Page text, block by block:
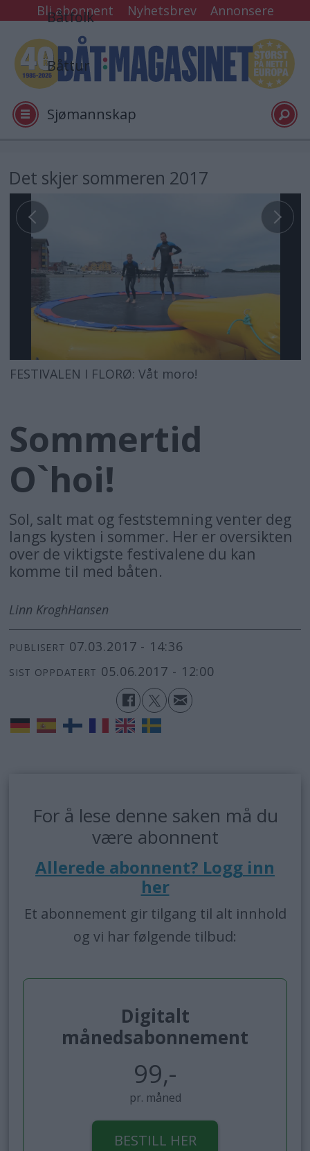
Bli abonnent Nyhetsbrev Annonsere
Båtfolk
Båttur
Sjømannskap
Arkiv
Video
Logg inn
Det skjer sommeren 2017
FESTIVALEN I FLORØ: Våt moro!
Sommertid
O`hoi!
Sol, salt mat og feststemning venter deg
langs kysten i sommer. Her er oversikten
over de viktigste festivalene du kan
komme til med båten.
Linn KroghHansen
PUBLISERT 07.03.2017 - 14:36
SIST OPPDATERT 05.06.2017 - 12:00
For å lese denne saken må du
være abonnent
Allerede abonnent? Logg inn
her
Et abonnement gir tilgang til alt innhold
og vi har følgende tilbud:
Digitalt
månedsabonnement
99,-
pr. måned
BESTILL HER